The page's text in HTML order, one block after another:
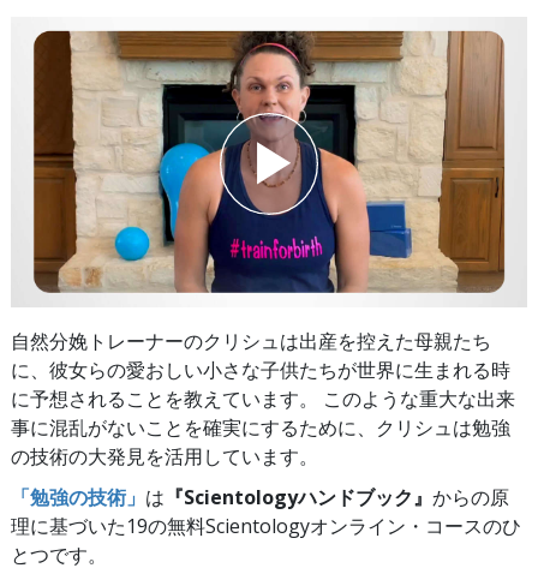
自然分娩トレーナーのクリシュは出産を控えた母親たち
に、彼女らの愛おしい小さな子供たちが世界に生まれる時
に予想されることを教えています。 このような重大な出来
事に混乱がないことを確実にするために、クリシュは勉強
の技術の大発見を活用しています。
「勉強の技術」 は 『Scientologyハンドブック』 からの原
理に基づいた19の無料Scientologyオンライン・コースのひ
とつです。